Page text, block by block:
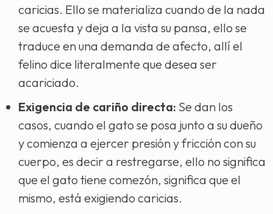
caricias. Ello se materializa cuando de la nada
se acuesta y deja a la vista su pansa, ello se
traduce en una demanda de afecto, allí el
felino dice literalmente que desea ser
acariciado.
Exigencia de cariño directa: Se dan los
casos, cuando el gato se posa junto a su dueño
y comienza a ejercer presión y fricción con su
cuerpo, es decir a restregarse, ello no significa
que el gato tiene comezón, significa que el
mismo, está exigiendo caricias.